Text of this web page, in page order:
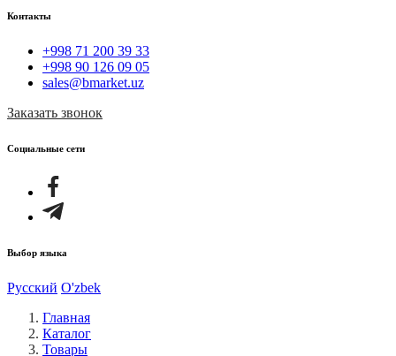
Контакты
+998 71 200 39 33
+998 90 126 09 05
sales@bmarket.uz
Заказать звонок
Социальные сети
Выбор языка
Русский O'zbek
Главная
Каталог
Товары